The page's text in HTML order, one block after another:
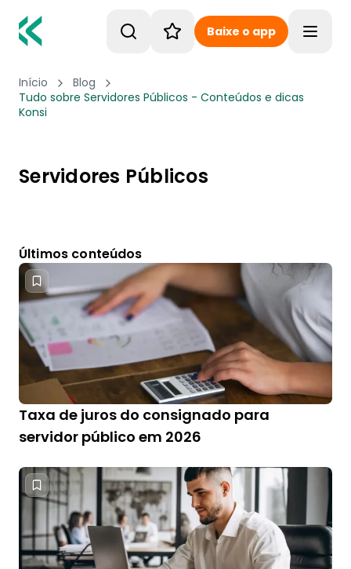
Baixe o app
Início
Blog
Tudo sobre Servidores Públicos - Conteúdos e dicas
Konsi
Servidores Públicos
Últimos conteúdos
Taxa de juros do consignado para
servidor público em 2026